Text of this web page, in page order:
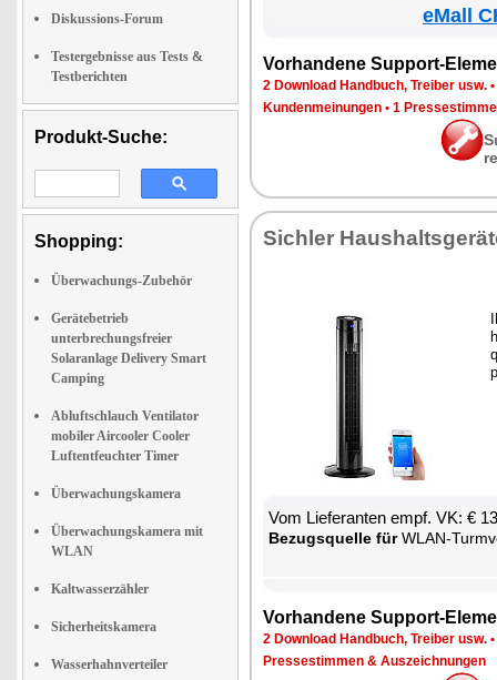
Diskussions-Forum
Testergebnisse aus Tests &
Testberichten
Produkt-Suche:
Shopping:
Überwachungs-Zubehör
Gerätebetrieb
unterbrechungsfreier
Solaranlage Delivery Smart
Camping
Abluftschlauch Ventilator
mobiler Aircooler Cooler
Luftentfeuchter Timer
Überwachungskamera
Überwachungskamera mit
WLAN
Kaltwasserzähler
Sicherheitskamera
Wasserhahnverteiler
eMall
Vor­han­de­ne Sup­port-
2 Down­load Hand­buch, Trei­ber usw. •
Kun­den­mei­nun­gen • 1
Sich­ler
Vom Lie­fe­ran­ten empf. VK: €
Be­zugs­quel­le fürWLAN-
Vor­han­de­ne Sup­port-
2 Down­load Hand­buch, Trei­ber usw. •
Pres­se­stim­men & Aus­zeich­nun­gen